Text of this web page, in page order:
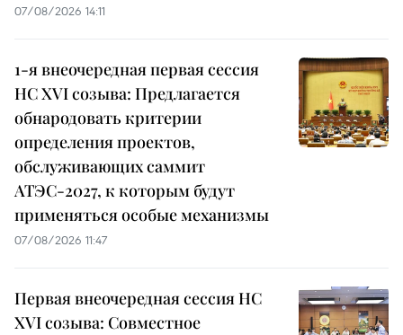
07/08/2026 14:11
1-я внеочередная первая сессия
НС XVI созыва: Предлагается
обнародовать критерии
определения проектов,
обслуживающих саммит
АТЭС-2027, к которым будут
применяться особые механизмы
07/08/2026 11:47
Первая внеочередная сессия НС
XVI созыва: Совместное